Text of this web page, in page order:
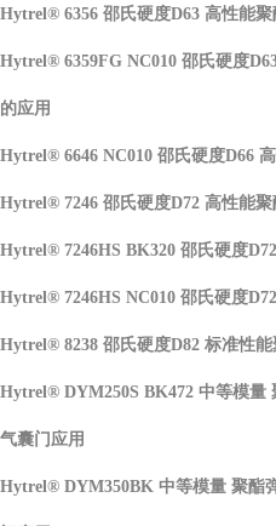
Hytrel® 6356 邵氏硬度D63 高性能
Hytrel® 6359FG NC010 邵氏硬度
的应用
Hytrel® 6646 NC010 邵氏硬度D66
Hytrel® 7246 邵氏硬度D72 高性能
Hytrel® 7246HS BK320 邵氏硬度
Hytrel® 7246HS NC010 邵氏硬度
Hytrel® 8238 邵氏硬度D82 标准性
Hytrel® DYM250S BK472 中等模量
气囊门应用
Hytrel® DYM350BK 中等模量 聚酯